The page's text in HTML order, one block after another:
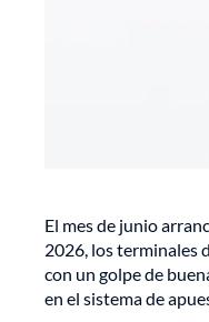
El mes de junio
2026, los terminales
con un golpe de
en el sistema de